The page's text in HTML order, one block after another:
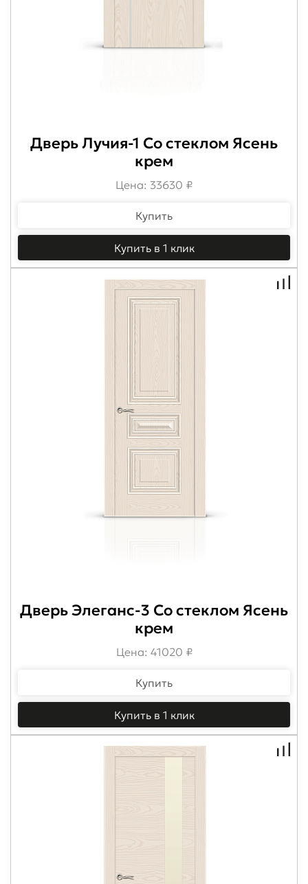
Дверь Лучия-1 Со стеклом Ясень
крем
Цена: 33630 ₽
Купить
Купить в 1 клик
Дверь Элеганс-3 Со стеклом Ясень
крем
Цена: 41020 ₽
Купить
Купить в 1 клик